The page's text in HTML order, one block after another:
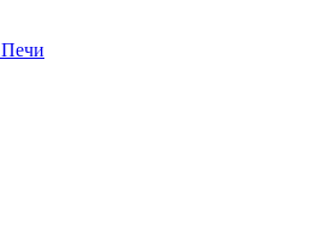
Печи